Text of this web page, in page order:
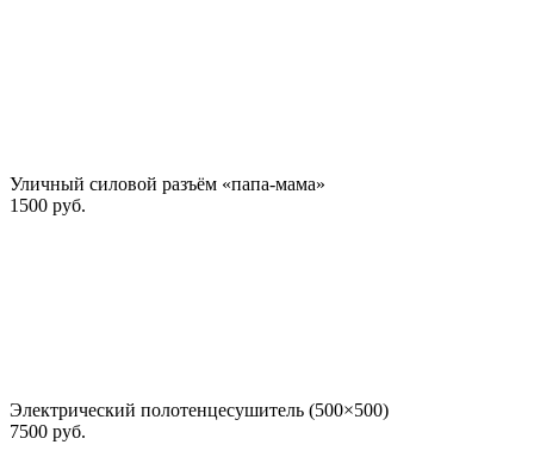
Уличный силовой разъём «папа-мама»
1500 руб.
Электрический полотенцесушитель (500×500)
7500 руб.